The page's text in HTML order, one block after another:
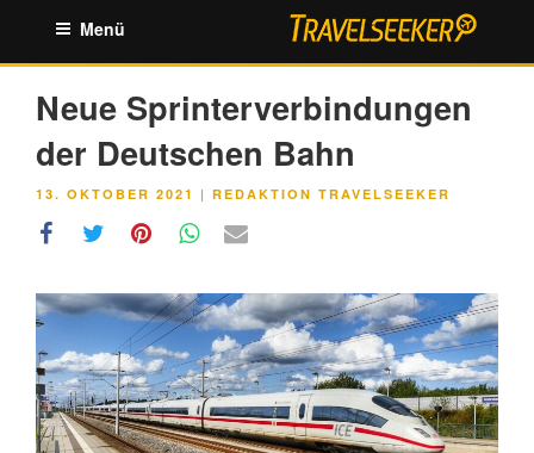
springen
Menü
Neue Sprinterverbindungen
der Deutschen Bahn
VERÖFFENTLICHT
13. OKTOBER 2021 | REDAKTION TRAVELSEEKER